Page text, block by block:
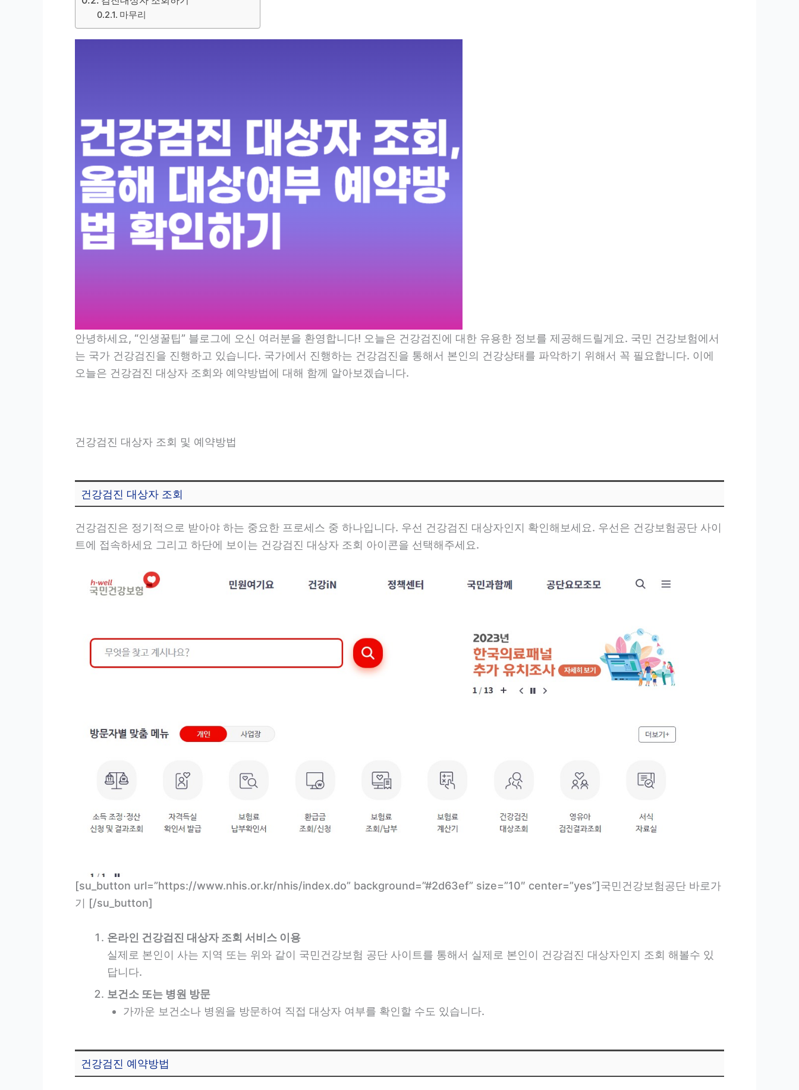
마무리
안녕하세요, “인생꿀팁” 블로그에 오신 여러분을 환영합니다! 오늘은 건강검진에 대한 유용한 정보를 제공해드릴게요. 국민 건강보험에서
는 국가 건강검진을 진행하고 있습니다. 국가에서 진행하는 건강검진을 통해서 본인의 건강상태를 파악하기 위해서 꼭 필요합니다. 이에
오늘은 건강검진 대상자 조회와 예약방법에 대해 함께 알아보겠습니다.
건강검진 대상자 조회 및 예약방법
건강검진 대상자 조회
건강검진은 정기적으로 받아야 하는 중요한 프로세스 중 하나입니다. 우선 건강검진 대상자인지 확인해보세요. 우선은 건강보험공단 사이
트에 접속하세요 그리고 하단에 보이는 건강검진 대상자 조회 아이콘을 선택해주세요.
[su_button url=”https://www.nhis.or.kr/nhis/index.do” background=”#2d63ef” size=”10″ center=”yes”]국민건강보험공단 바로가
기 [/su_button]
온라인 건강검진 대상자 조회 서비스 이용
실제로 본인이 사는 지역 또는 위와 같이 국민건강보험 공단 사이트를 통해서 실제로 본인이 건강검진 대상자인지 조회 해볼수 있
답니다.
보건소 또는 병원 방문
가까운 보건소나 병원을 방문하여 직접 대상자 여부를 확인할 수도 있습니다.
건강검진 예약방법